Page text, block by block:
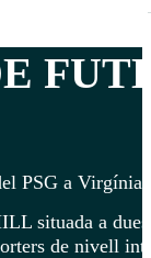
PSG a
situada a
de nivell